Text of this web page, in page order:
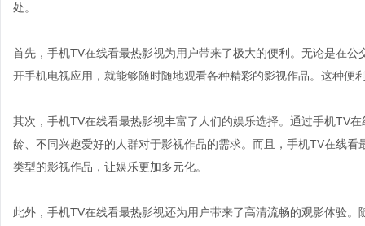
处。
首先，手机TV在线看最热影视为用户带来了极大的便利。无论是在
开手机电视应用，就能够随时随地观看各种精彩的影视作品。这种便
其次，手机TV在线看最热影视丰富了人们的娱乐选择。通过手机TV
龄、不同兴趣爱好的人群对于影视作品的需求。而且，手机TV在线
类型的影视作品，让娱乐更加多元化。
此外，手机TV在线看最热影视还为用户带来了高清流畅的观影体验